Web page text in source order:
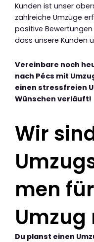
Kunden ist unser
zahlreiche Umzüge
positive
dass unsere Kunden
Vereinbare noch
nach Pécs mit
einen stressfreien
Wünschen verläuft!
Wir
men
Umzug
Du planst einen